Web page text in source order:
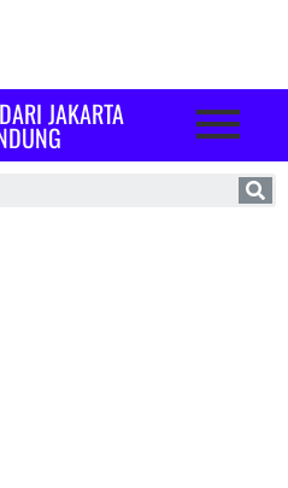
JAKARTA